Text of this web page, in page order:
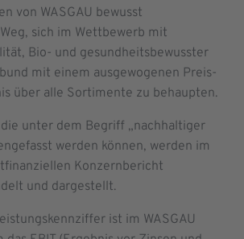
von WASGAU bewusst
sich im Wettbewerb mit
Bio- und gesundheitsbewusster
mit einem ausgewogenen Preis-
über alle Sortimente zu behaupten.
unter dem Begriff „nachhaltiger
werden können, werden im
Konzernbericht
und dargestellt.
ist im WASGAU